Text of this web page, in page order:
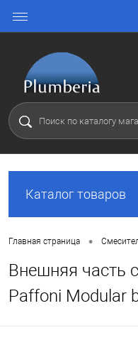
Каталог товаров
Главная страница •
Внешняя часть
Paffoni Modular